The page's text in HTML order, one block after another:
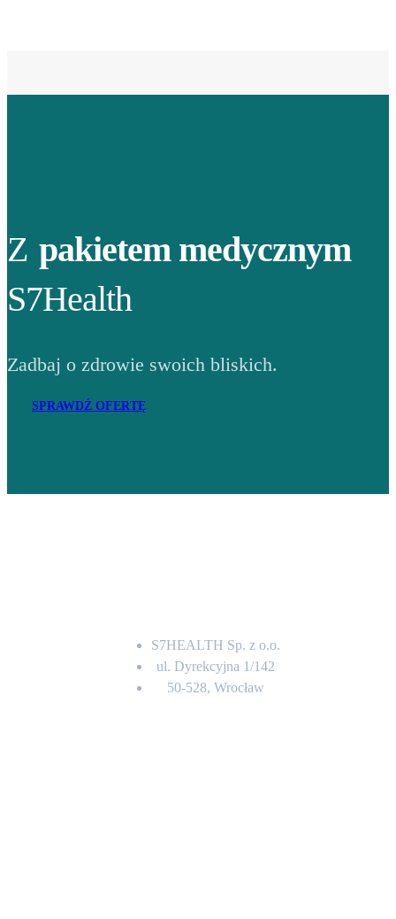
Z pakietem medycznym
S7Health
Zadbaj o zdrowie swoich bliskich.
SPRAWDŹ OFERTĘ
S7HEALTH Sp. z o.o.
ul. Dyrekcyjna 1/142
50-528, Wrocław